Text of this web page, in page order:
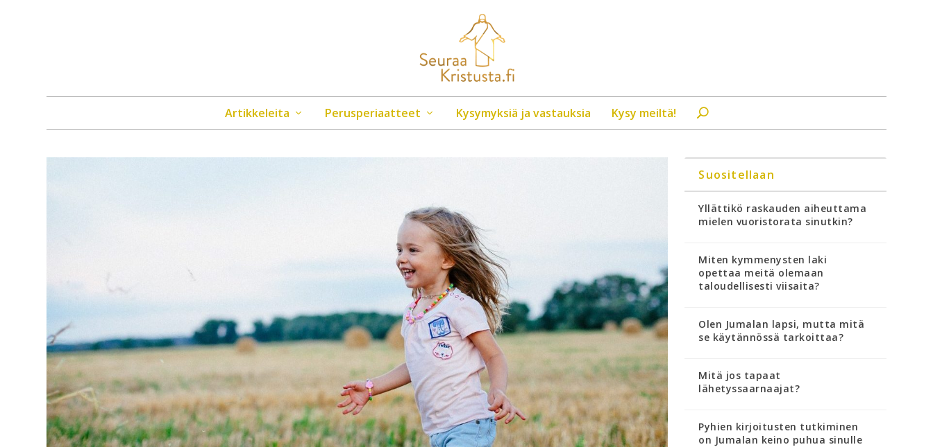
Artikkeleita Perusperiaatteet Kysymyksiä ja vastauksia Kysy meiltä!
Suositellaan
Yllättikö raskauden aiheuttama
mielen vuoristorata sinutkin?
Miten kymmenysten laki
opettaa meitä olemaan
taloudellisesti viisaita?
Olen Jumalan lapsi, mutta mitä
se käytännössä tarkoittaa?
Mitä jos tapaat
lähetyssaarnaajat?
Pyhien kirjoitusten tutkiminen
on Jumalan keino puhua sinulle